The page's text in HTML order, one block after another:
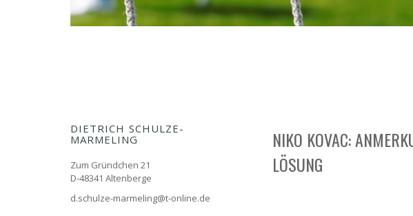
DIETRICH SCHULZE-
MARMELING
Zum Gründchen 21
D-48341 Altenberge
d.schulze-marmeling@t-online.de
NIKO KOVAC:
LÖSUNG